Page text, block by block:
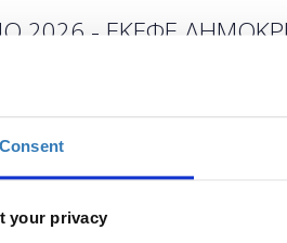
Consent
your privacy
2026 - ΕΚΕΦΕ